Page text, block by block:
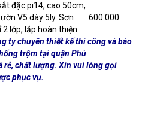
đặc pi14, cao 50cm,
V5 dày 5ly. Sơn
2 lớp, lắp hoàn thiện
600.000
ty chuyên thiết kế thi công và báo
trộm tại quận Phú
rẻ, chất lượng. Xin vui lòng gọi
phục vụ.